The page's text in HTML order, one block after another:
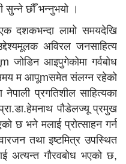
सुन्ने छौँ भन्नुभयो ।
दशकभन्दा लामो समयदेखि
अविरल जनसाहित्य
आइपुगेकोमा गर्वबोध
समय म आपूmसमेत संलग्न रहेको
प्रगतिशील साहित्यका
प्रा.डा.हेमनाथ पौडेलज्यू प्रमुख
छ भने मलाई प्रोत्साहन गर्न
तथा इष्टमित्र उपस्थित
अत्यन्त गौरवबोध भएको छ,